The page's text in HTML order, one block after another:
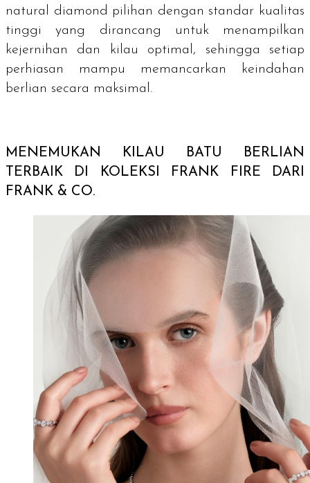
natural diamond pilihan dengan standar kualitas
tinggi yang dirancang untuk menampilkan
kejernihan dan kilau optimal, sehingga setiap
perhiasan mampu memancarkan keindahan
berlian secara maksimal.
MENEMUKAN KILAU BATU BERLIAN
TERBAIK DI KOLEKSI FRANK FIRE DARI
FRANK & CO.